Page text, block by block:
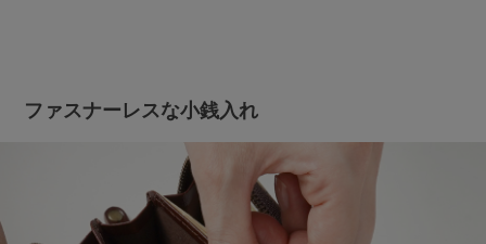
ファスナーレスな小銭入れ